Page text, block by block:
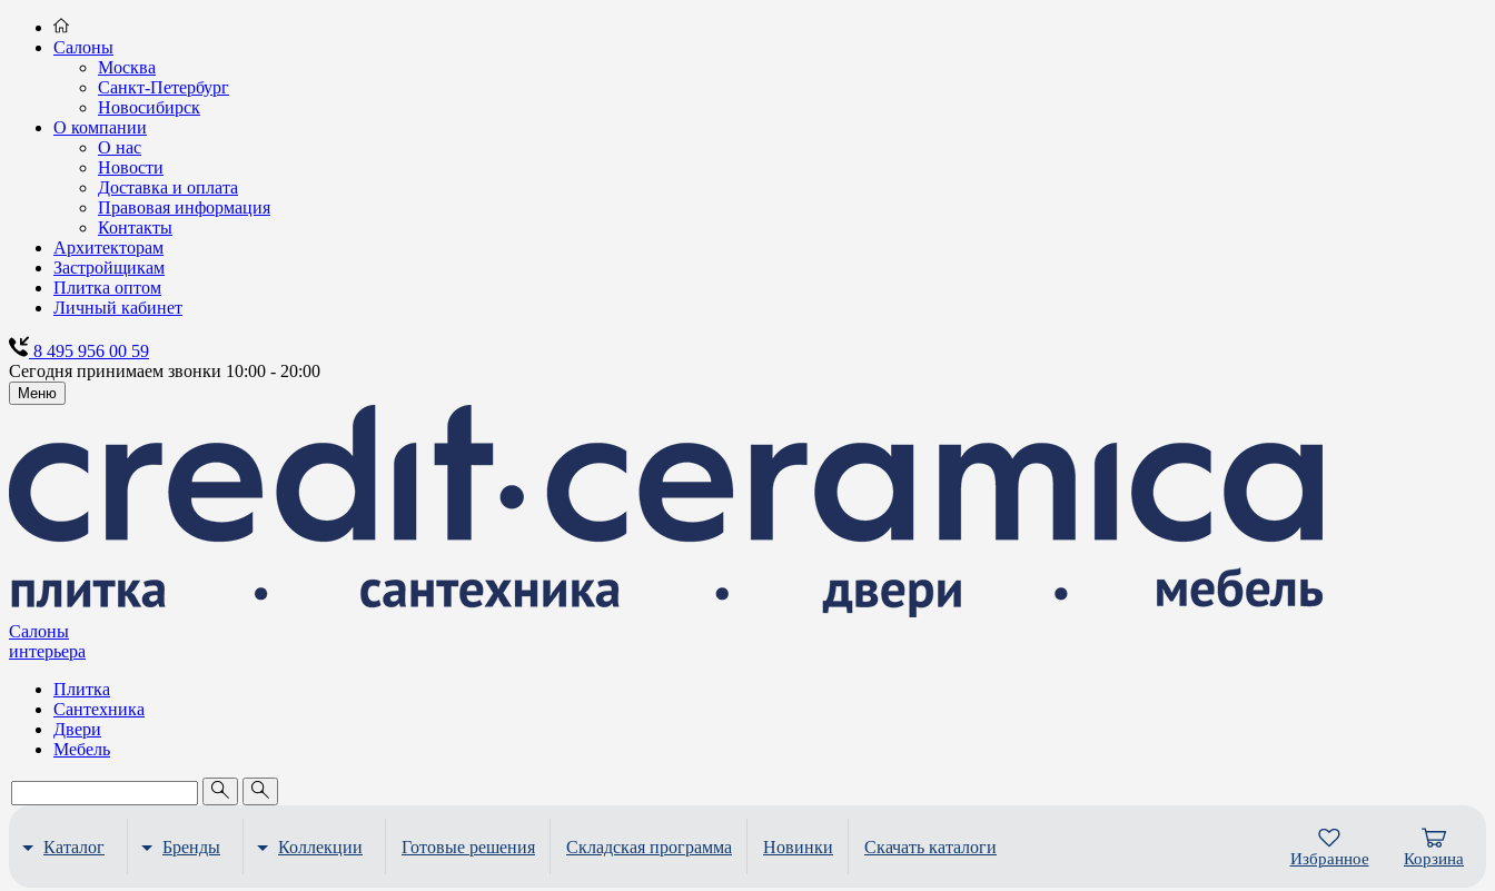
Салоны
Москва
Санкт-Петербург
Новосибирск
О компании
О нас
Новости
Доставка и оплата
Правовая информация
Контакты
Архитекторам
Застройщикам
Плитка оптом
Личный кабинет
8 495 956 00 59
Сегодня принимаем звонки 10:00 - 20:00
Меню
Салоны
интерьера
Плитка
Сантехника
Двери
Мебель
Каталог Бренды Коллекции Готовые решения Складская программа Новинки Скачать каталоги
Избранное Корзина